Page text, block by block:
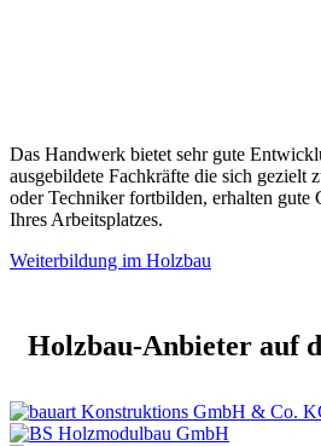
Das Handwerk bietet sehr gute
ausgebildete Fachkräfte die sich gezielt
oder Techniker fortbilden, erhalten gute
Ihres Arbeitsplatzes.
Weiterbildung im Holzbau
Holzbau-Anbieter auf